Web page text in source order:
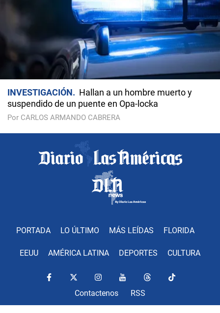
INVESTIGACIÓN
Hallan a un hombre muerto y
suspendido de un puente en Opa-locka
Por CARLOS ARMANDO CABRERA
PORTADA LO ÚLTIMO MÁS LEÍDAS FLORIDA
EEUU AMÉRICA LATINA DEPORTES CULTURA
Contactenos RSS